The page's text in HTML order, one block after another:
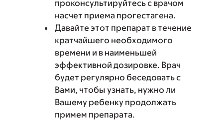
проконсультируйтесь с врачом
насчет приема прогестагена.
Давайте этот препарат в течение
кратчайшего необходимого
времени и в наименьшей
эффективной дозировке. Врач
будет регулярно беседовать с
Вами, чтобы узнать, нужно ли
Вашему ребенку продолжать
примем препарата.